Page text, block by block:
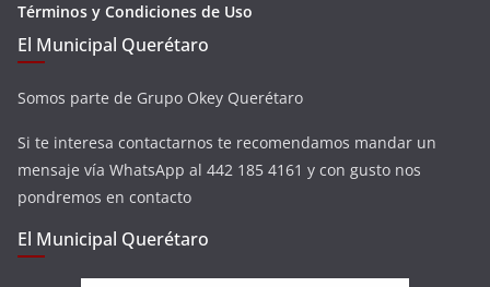
Términos y Condiciones de Uso
El Municipal Querétaro
Somos parte de Grupo Okey Querétaro
Si te interesa contactarnos te recomendamos mandar un
mensaje vía WhatsApp al 442 185 4161 y con gusto nos
pondremos en contacto
El Municipal Querétaro